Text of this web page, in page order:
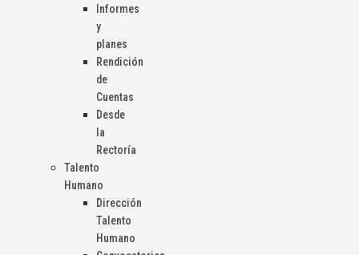
Informes
y
planes
Rendición
de
Cuentas
Desde
la
Rectoría
Talento
Humano
Dirección
Talento
Humano